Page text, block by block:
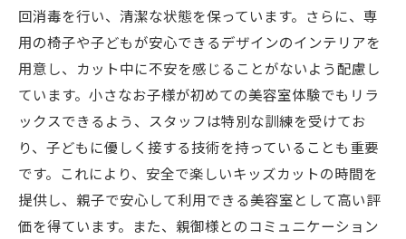
回消毒を行い、清潔な状態を保っています。さらに、専
用の椅子や子どもが安心できるデザインのインテリアを
用意し、カット中に不安を感じることがないよう配慮し
ています。小さなお子様が初めての美容室体験でもリラ
ックスできるよう、スタッフは特別な訓練を受けてお
り、子どもに優しく接する技術を持っていることも重要
です。これにより、安全で楽しいキッズカットの時間を
提供し、親子で安心して利用できる美容室として高い評
価を得ています。また、親御様とのコミュニケーション